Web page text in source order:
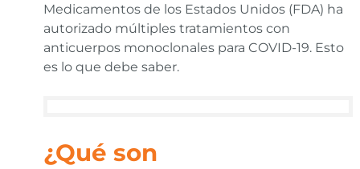
Medicamentos de los Estados Unidos (FDA) ha
autorizado múltiples tratamientos con
anticuerpos monoclonales para COVID-19. Esto
es lo que debe saber.
¿Qué son